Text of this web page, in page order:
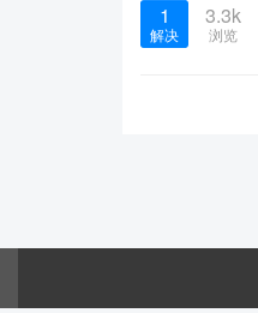
1
解决
3.3k
浏览